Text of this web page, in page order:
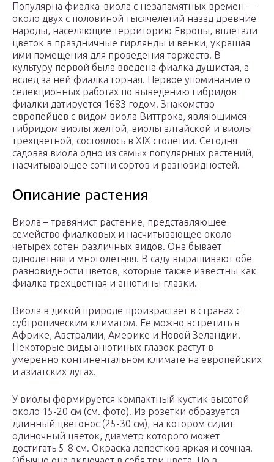
Популярна фиалка-виола с незапамятных времен —
около двух с половиной тысячелетий назад древние
народы, населяющие территорию Европы, вплетали
цветок в праздничные гирлянды и венки, украшая
ими помещения для проведения торжеств. В
культуру первой была введена фиалка душистая, а
вслед за ней фиалка горная. Первое упоминание о
селекционных работах по выведению гибридов
фиалки датируется 1683 годом. Знакомство
европейцев с видом виола Виттрока, являющимся
гибридом виолы желтой, виолы алтайской и виолы
трехцветной, состоялось в XIX столетии. Сегодня
садовая виола одно из самых популярных растений,
насчитывающее сотни сортов и разновидностей.
Описание растения
Виола – травянист растение, представляющее
семейство фиалковых и насчитывающее около
четырех сотен различных видов. Она бывает
однолетняя и многолетняя. В саду выращивают обе
разновидности цветов, которые также известны как
фиалка трехцветная и анютины глазки.
Виола в дикой природе произрастает в странах с
субтропическим климатом. Ее можно встретить в
Африке, Австралии, Америке и Новой Зеландии.
Некоторые виды анютиных глазок растут в
умеренно континентальном климате на европейских
и азиатских лугах.
У виолы формируется компактный кустик высотой
около 15-20 см (см. фото). Из розетки образуется
длинный цветонос (25-30 см), на котором сидит
одиночный цветок, диаметр которого может
достигать 5-8 см. Окраска лепестков яркая и сочная.